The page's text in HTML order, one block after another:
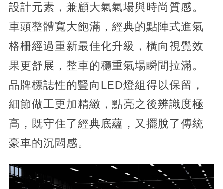
設計元素，兼顧大氣氣場與時尚質感。
車頭整體寬大飽滿，經典的點陣式進氣
格柵經過重新最佳化升級，橫向視覺效
果更舒展，整車的穩重氣場瞬間拉滿。
品牌標誌性的豎向LED燈組得以保留，
細節做工更加精緻，點亮之後辨識度極
高，既守住了經典底蘊，又擺脫了傳統
豪車的沉悶感。